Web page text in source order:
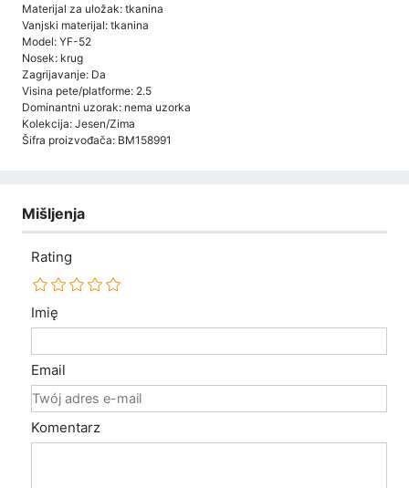
Materijal za uložak: tkanina
Vanjski materijal: tkanina
Model: YF-52
Nosek: krug
Zagrijavanje: Da
Visina pete/platforme: 2.5
Dominantni uzorak: nema uzorka
Kolekcija: Jesen/Zima
Šifra proizvođača: BM158991
Mišljenja
Rating
Imię
Email
Komentarz